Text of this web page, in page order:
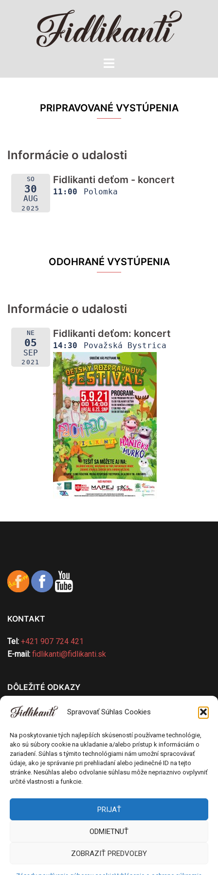
Spravovať Súhlas Cookies
Na poskytovanie tých najlepších skúseností používame technológie,
ako sú súbory cookie na ukladanie a/alebo prístup k informáciám o
zariadení. Súhlas s týmito technológiami nám umožní spracovávať
údaje, ako je správanie pri prehliadaní alebo jedinečné ID na tejto
stránke. Nesúhlas alebo odvolanie súhlasu môže nepriaznivo ovplyvniť
určité vlastnosti a funkcie.
PRIJAŤ
ODMIETNUŤ
ZOBRAZIŤ PREDVOĽBY
Toggle
PRIPRAVOVANÉ VYSTÚPENIA
Informácie o udalosti
SO
30
AUG
2025
Fidlikanti deťom - koncert
11:00 Polomka
ODOHRANÉ VYSTÚPENIA
Informácie o udalosti
NE
05
SEP
2021
Fidlikanti deťom: koncert
14:30 Považská Bystrica
KONTAKT
Tel: +421 907 724 421
E-mail: fidlikanti@fidlikanti.sk
DÔLEŽITÉ ODKAZY
Všeobecné obchodné podmienky
Pravidlá používania cookies
Odstúpenie od kúpnej zmluvy
Poučenie o uplatnení práva spotrebiteľa na
odstúpenie od zmluvy
Môlča records s.r.o.